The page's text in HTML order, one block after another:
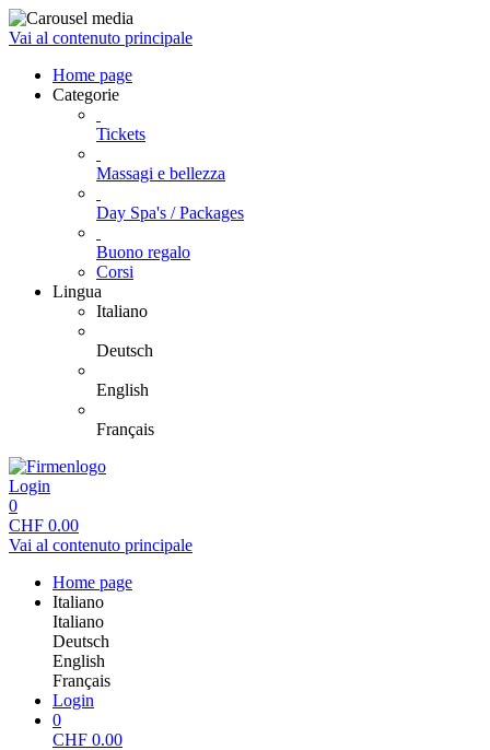
Vai al contenuto principale
Home page
Categorie
Tickets
Massagi e bellezza
Day Spa's / Packages
Buono regalo
Corsi
Lingua
Italiano
Deutsch
English
Français
Login
0
CHF 0.00
Vai al contenuto principale
Home page
Italiano
Italiano
Deutsch
English
Français
Login
0
CHF 0.00